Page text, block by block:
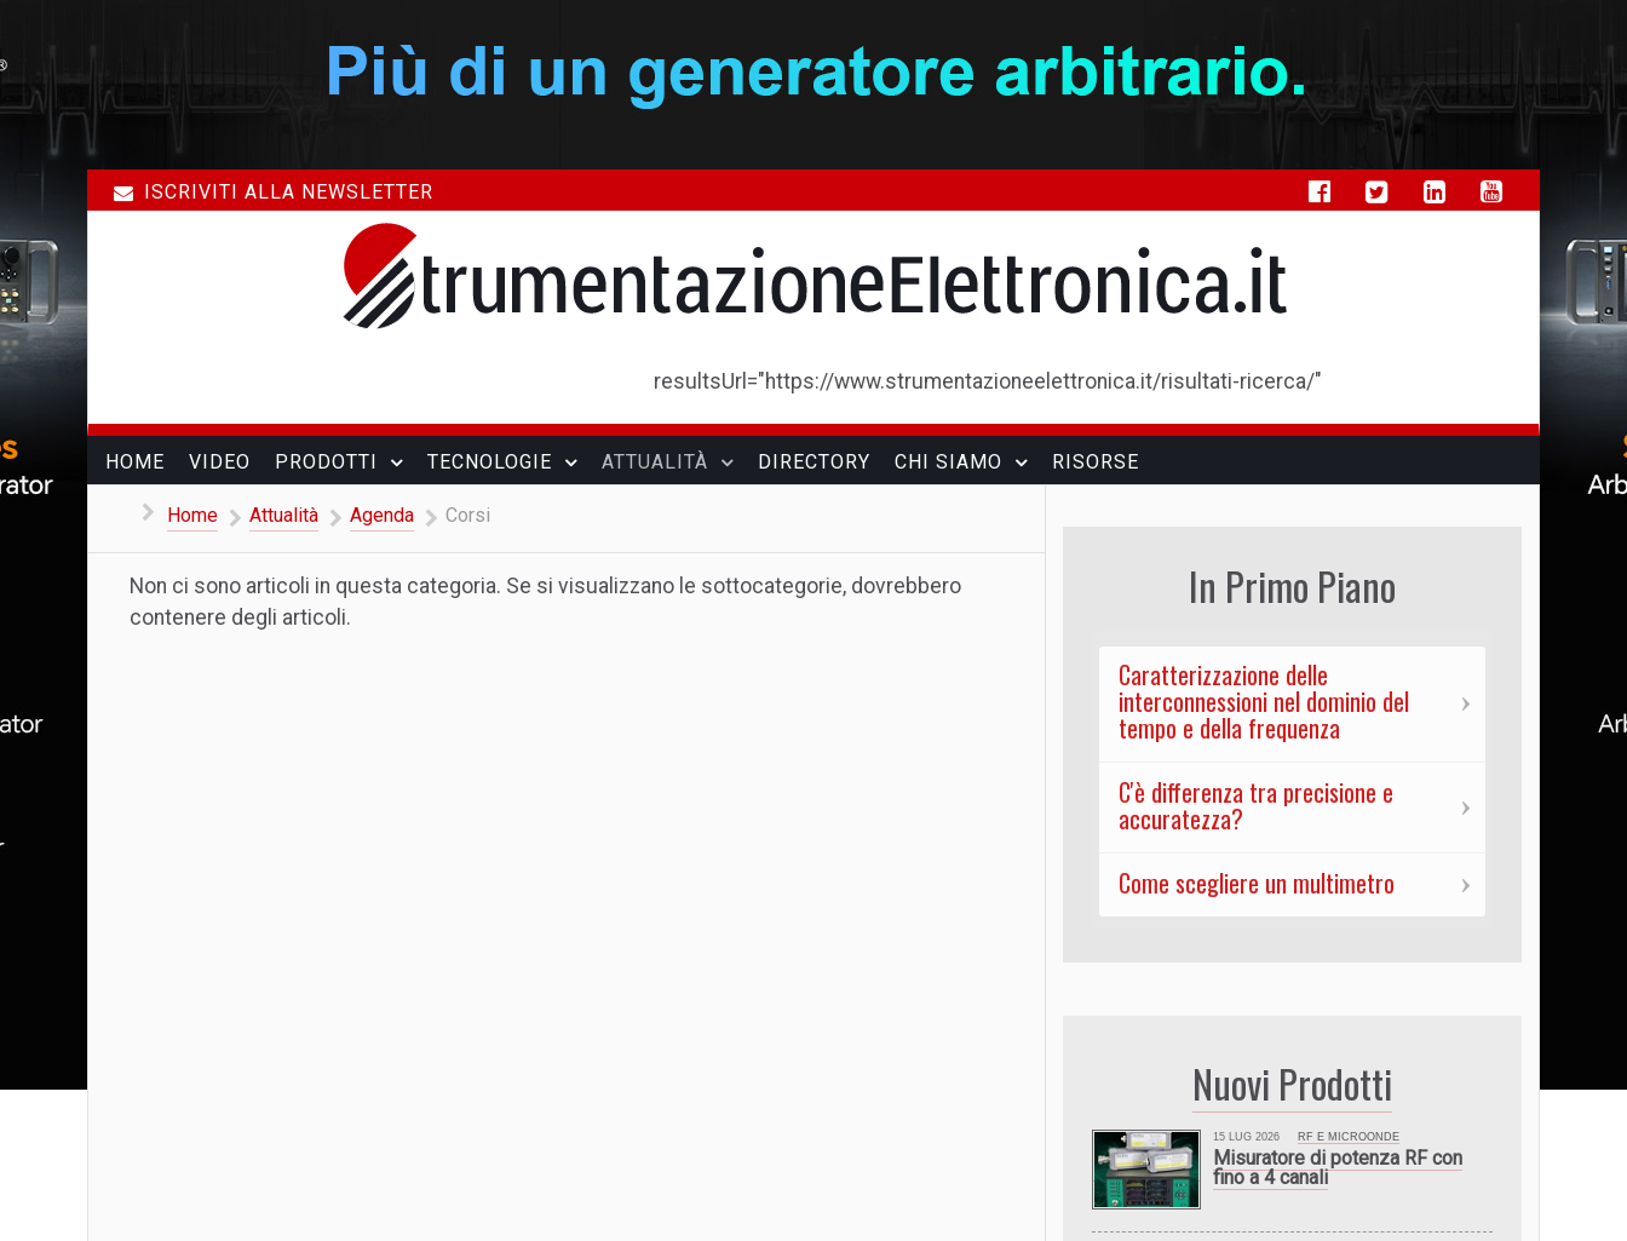
ISCRIVITI ALLA NEWSLETTER
resultsUrl="https://www.strumentazioneelettronica.it/risultati-ricerca/"
HOME VIDEO PRODOTTI TECNOLOGIE ATTUALITÀ DIRECTORY CHI SIAMO RISORSE
Home Attualità Agenda Corsi
Non ci sono articoli in questa categoria. Se si visualizzano le sottocategorie, dovrebbero
contenere degli articoli.
In Primo Piano
Caratterizzazione delle
interconnessioni nel dominio del
tempo e della frequenza
C'è differenza tra precisione e
accuratezza?
Come scegliere un multimetro
Nuovi Prodotti
15 LUG 2026 RF E MICROONDE
Misuratore di potenza RF con
fino a 4 canali